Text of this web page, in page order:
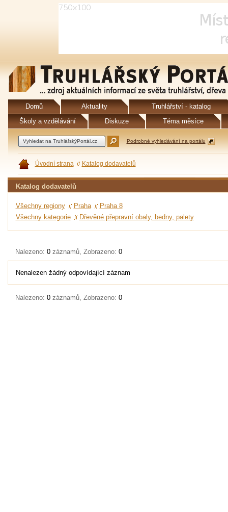
Domů Aktuality
Truhlářství - katalog
Školy a vzdělávání
Diskuze Téma měsíce
Podrobné vyhledávání na portálu
Úvodní strana Katalog dodavatelů
Katalog dodavatelů
Všechny regiony Praha
Praha 8
Všechny kategorie
Dřevěné přepravní obaly, bedny, palety
Nalezeno: 0 záznamů, Zobrazeno: 0
Nenalezen žádný odpovídající záznam
Nalezeno: 0 záznamů, Zobrazeno: 0